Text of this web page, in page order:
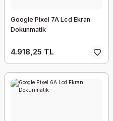
Google Pixel 7A Lcd Ekran
Dokunmatik
4.918,25 TL